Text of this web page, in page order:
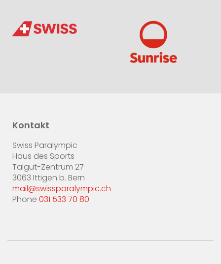
Kontakt
Swiss Paralympic
Haus des Sports
Talgut-Zentrum 27
3063 Ittigen b. Bern
mail@swissparalympic.ch
Phone 031 533 70 80